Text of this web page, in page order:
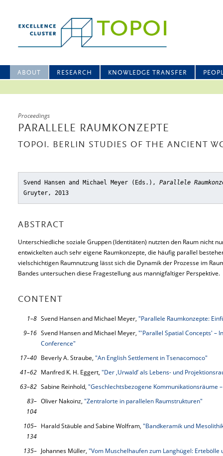
ABOUT RESEARCH KNOWLEDGE TRANSFER
Proceedings
PARALLELE RAUMKONZEPTE
TOPOI. BERLIN STUDIES OF THE ANCIENT
Svend Hansen and Michael Meyer (Eds.), Parallele
Gruyter, 2013
ABSTRACT
Unterschiedliche soziale Gruppen (Identitäten) nutzten den Raum nicht
entwickelten auch sehr eigene Raumkonzepte, die häufig parallel
vielschichtigen Raumnutzung lässt sich die Dynamik der Prozesse im
Bandes untersuchen diese Fragestellung aus mannigfaltiger Perspektive.
CONTENT
1–8 Svend Hansen and Michael Meyer, "Parallele Raumkonzepte:
9–16 Svend Hansen and Michael Meyer, "'Parallel Spatial Concepts' –
Conference"
17–40 Beverly A. Straube, "An English Settlement in Tsenacomoco"
41–62 Manfred K. H. Eggert, "Der ‚Urwald’ als Lebens- und
63–82 Sabine Reinhold, "Geschlechtsbezogene Kommunikationsräume
83–
104
Oliver Nakoinz, "Zentralorte in parallelen Raumstrukturen"
105–
134
Harald Stäuble and Sabine Wolfram, "Bandkeramik und
135– Johannes Müller, "Vom Muschelhaufen zum Langhügel: